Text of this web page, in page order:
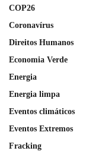
COP26
Coronavírus
Direitos Humanos
Economia Verde
Energia
Energia limpa
Eventos climáticos
Eventos Extremos
Fracking